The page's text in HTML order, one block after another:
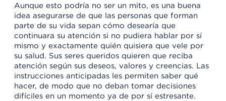
Aunque esto podría no ser un mito, es una buena
idea asegurarse de que las personas que forman
parte de su vida sepan cómo desearía que
continuara su atención si no pudiera hablar por sí
mismo y exactamente quién quisiera que vele por
su salud. Sus seres queridos quieren que reciba
atención según sus deseos, valores y creencias. Las
instrucciones anticipadas les permiten saber qué
hacer, de modo que no deban tomar decisiones
difíciles en un momento ya de por sí estresante.